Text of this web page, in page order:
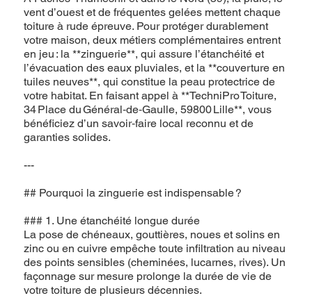
vent d’ouest et de fréquentes gelées mettent chaque
toiture à rude épreuve. Pour protéger durablement
votre maison, deux métiers complémentaires entrent
en jeu : la **zinguerie**, qui assure l’étanchéité et
l’évacuation des eaux pluviales, et la **couverture en
tuiles neuves**, qui constitue la peau protectrice de
votre habitat. En faisant appel à **TechniPro Toiture,
34 Place du Général‑de‑Gaulle, 59800 Lille**, vous
bénéficiez d’un savoir‑faire local reconnu et de
garanties solides.
---
## Pourquoi la zinguerie est indispensable ?
### 1. Une étanchéité longue durée
La pose de chéneaux, gouttières, noues et solins en
zinc ou en cuivre empêche toute infiltration au niveau
des points sensibles (cheminées, lucarnes, rives). Un
façonnage sur mesure prolonge la durée de vie de
votre toiture de plusieurs décennies.